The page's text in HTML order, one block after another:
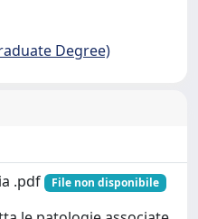
Degree)
.pdf
File non disponibile